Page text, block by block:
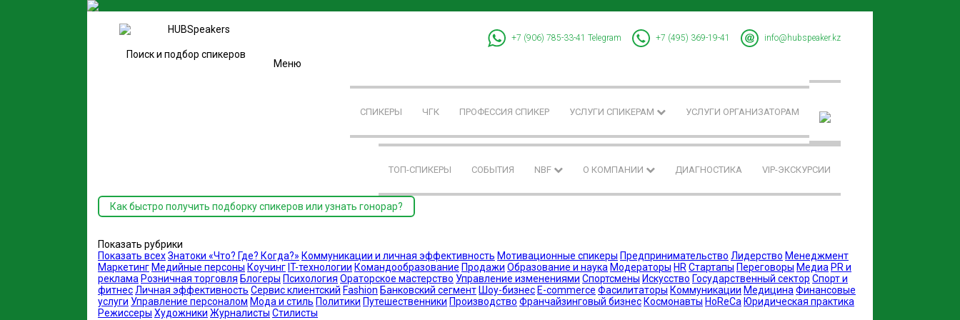
Поиск и подбор спикеров
+7 (906) 785-33-41 Telegram +7 (495) 369-19-41 info@hubspeaker.kz
Меню
СПИКЕРЫ ЧГК ПРОФЕССИЯ СПИКЕР УСЛУГИ СПИКЕРАМ УСЛУГИ ОРГАНИЗАТОРАМ
ТОП-СПИКЕРЫ СОБЫТИЯ NBF О КОМПАНИИ ДИАГНОСТИКА VIP-ЭКСКУРСИИ
Как быстро получить подборку спикеров или узнать гонорар?
Показать рубрики
Показать всехЗнатоки «Что? Где? Когда?» Коммуникации и личная эффективность Мотивационные спикеры Предпринимательство Лидерство Менеджмент
Маркетинг Медийные персоны Коучинг IT-технологии Командообразование Продажи Образование и наука Модераторы HR Стартапы Переговоры Медиа PR и
реклама Розничная торговля Блогеры Психология Ораторское мастерство Управление изменениями Спортсмены Искусство Государственный сектор Спорт и
фитнес Личная эффективность Сервис клиентский Fashion Банковский сегмент Шоу-бизнес E-commerce Фасилитаторы Коммуникации Медицина Финансовые
услуги Управление персоналом Мода и стиль Политики Путешественники Производство Франчайзинговый бизнес Космонавты HoReCa Юридическая практика
Режиссеры Художники Журналисты Стилисты